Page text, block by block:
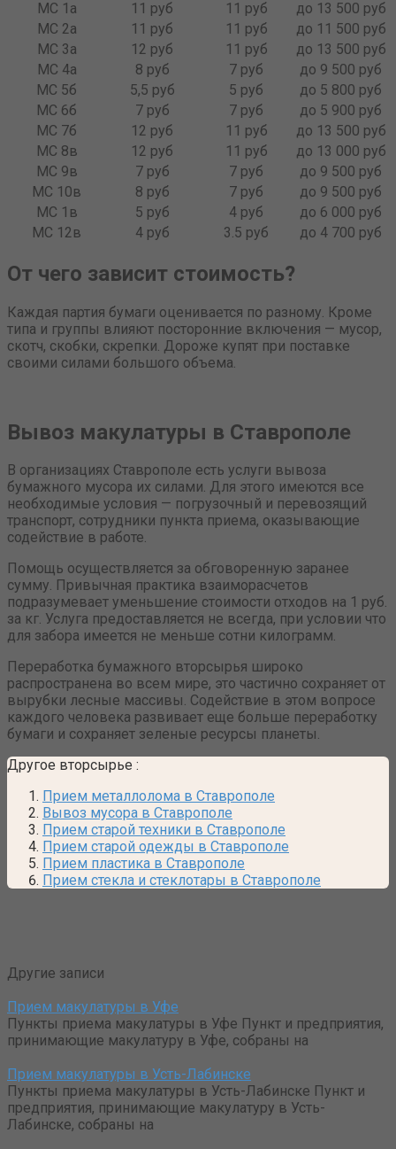
МС 1а 11 руб 11 руб
до 13 500 руб
МС 2а
11 руб 11 руб
до 11 500 руб
МС 3а
12 руб 11 руб
до 13 500 руб
МС 4а
8 руб 7 руб
до 9 500 руб
МС 5б
5,5 руб 5 руб
до 5 800 руб
МС 6б
7 руб 7 руб
до 5 900 руб
МС 7б
12 руб 11 руб
до 13 500 руб
МС 8в
12 руб 11 руб
до 13 000 руб
МС 9в
7 руб 7 руб
до 9 500 руб
МС 10в
8 руб 7 руб
до 9 500 руб
МС 1в
5 руб 4 руб
до 6 000 руб
МС 12в
4 руб 3.5 руб до 4 700 руб
От чего зависит стоимость?
Каждая партия бумаги оценивается по разному. Кроме
типа и группы влияют посторонние включения — мусор,
скотч, скобки, скрепки. Дороже купят при поставке
своими силами большого объема.
Вывоз макулатуры в Ставрополе
В организациях Ставрополе есть услуги вывоза
бумажного мусора их силами. Для этого имеются все
необходимые условия — погрузочный и перевозящий
транспорт, сотрудники пункта приема, оказывающие
содействие в работе.
Помощь осуществляется за обговоренную заранее
сумму. Привычная практика взаиморасчетов
подразумевает уменьшение стоимости отходов на 1 руб.
за кг. Услуга предоставляется не всегда, при условии что
для забора имеется не меньше сотни килограмм.
Переработка бумажного вторсырья широко
распространена во всем мире, это частично сохраняет от
вырубки лесные массивы. Содействие в этом вопросе
каждого человека развивает еще больше переработку
бумаги и сохраняет зеленые ресурсы планеты.
Другое вторсырье :
Прием металлолома в Ставрополе
Вывоз мусора в Ставрополе
Прием старой техники в Ставрополе
Прием старой одежды в Ставрополе
Прием пластика в Ставрополе
Прием стекла и стеклотары в Ставрополе
Другие записи
Прием макулатуры в Уфе
Пункты приема макулатуры в Уфе Пункт и предприятия,
принимающие макулатуру в Уфе, собраны на
Прием макулатуры в Усть-Лабинске
Пункты приема макулатуры в Усть-Лабинске Пункт и
предприятия, принимающие макулатуру в Усть-
Лабинске, собраны на